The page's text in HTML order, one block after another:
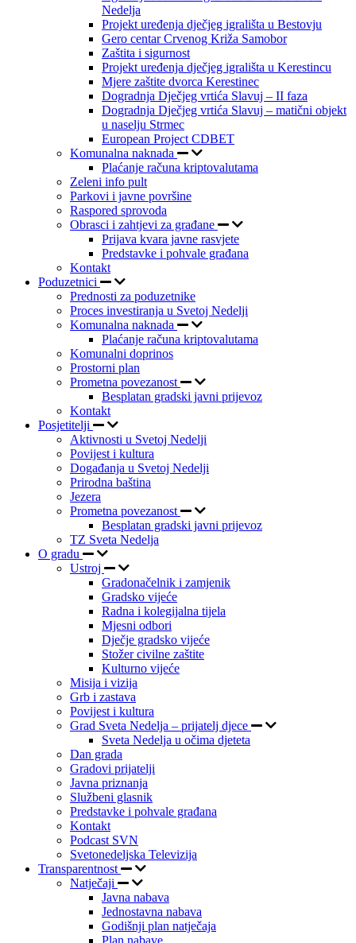
Nedelja
Projekt uređenja dječjeg igrališta u Bestovju
Gero centar Crvenog Križa Samobor
Zaštita i sigurnost
Projekt uređenja dječjeg igrališta u Kerestincu
Mjere zaštite dvorca Kerestinec
Dogradnja Dječjeg vrtića Slavuj – II faza
Dogradnja Dječjeg vrtića Slavuj – matični objekt
u naselju Strmec
European Project CDBET
Komunalna naknada
Plaćanje računa kriptovalutama
Zeleni info pult
Parkovi i javne površine
Raspored sprovoda
Obrasci i zahtjevi za građane
Prijava kvara javne rasvjete
Predstavke i pohvale građana
Kontakt
Poduzetnici
Prednosti za poduzetnike
Proces investiranja u Svetoj Nedelji
Komunalna naknada
Plaćanje računa kriptovalutama
Komunalni doprinos
Prostorni plan
Prometna povezanost
Besplatan gradski javni prijevoz
Kontakt
Posjetitelji
Aktivnosti u Svetoj Nedelji
Povijest i kultura
Događanja u Svetoj Nedelji
Prirodna baština
Jezera
Prometna povezanost
Besplatan gradski javni prijevoz
TZ Sveta Nedelja
O gradu
Ustroj
Gradonačelnik i zamjenik
Gradsko vijeće
Radna i kolegijalna tijela
Mjesni odbori
Dječje gradsko vijeće
Stožer civilne zaštite
Kulturno vijeće
Misija i vizija
Grb i zastava
Povijest i kultura
Grad Sveta Nedelja – prijatelj djece
Sveta Nedelja u očima djeteta
Dan grada
Gradovi prijatelji
Javna priznanja
Službeni glasnik
Predstavke i pohvale građana
Kontakt
Podcast SVN
Svetonedeljska Televizija
Transparentnost
Natječaji
Javna nabava
Jednostavna nabava
Godišnji plan natječaja
Plan nabave